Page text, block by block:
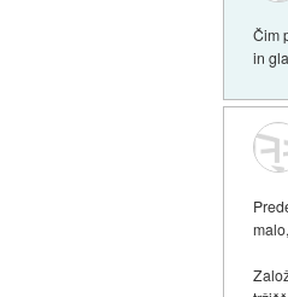
Čim
in